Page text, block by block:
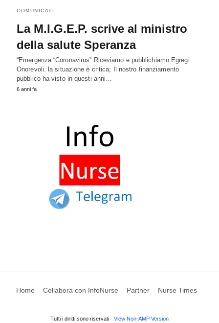
COMUNICATI
La M.I.G.E.P. scrive al ministro
della salute Speranza
“Emergenza “Coronavirus” Riceviamo e pubblichiamo Egregi
Onorevoli. la situazione è critica; Il nostro finanziamento
pubblico ha visto in questi anni…
6 anni fa
Home Collabora con InfoNurse Partner Nurse Times
Tutti i diritti sono riservati View Non-AMP Version